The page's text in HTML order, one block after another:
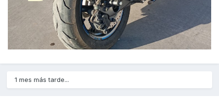
1 mes más tarde...